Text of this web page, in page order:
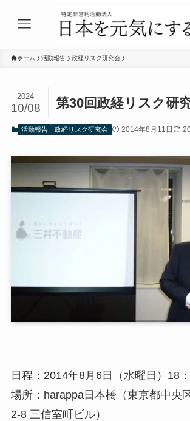
ホーム 活動報告 政経リスク研究会
第30回政経リスク研
2024
10/08
活動報告 政経リスク研究会 2014年8月11日
日程：2014年8月6日（水曜日）18
場所：harappa日本橋（東京都中央
2-8 三信室町ビル）